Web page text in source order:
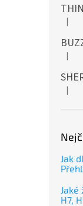
|
|
|
Jak
H7,